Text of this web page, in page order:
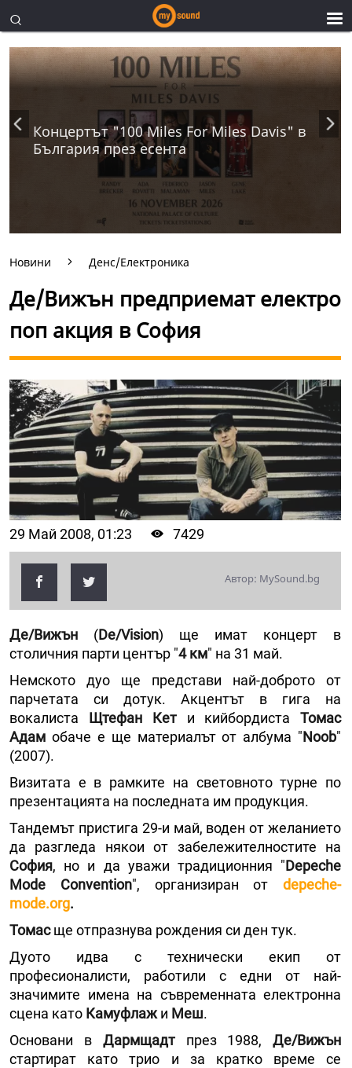
Концертът "100 Miles For Miles Davis" в
България през есента
Новини Денс/Електроника
Де/Вижън предприемат електро
поп акция в София
29 Май 2008, 01:23 7429
Автор: MySound.bg
Де/Вижън (De/Vision) ще имат концерт в
столичния парти център "4 км" на 31 май.
Немското дуо ще представи най-доброто от
парчетата си дотук. Акцентът в гига на
вокалиста Щтефан Кети кийбордистаТомас
Адам обаче е ще материалът от албума "Noob"
(2007).
Визитата е в рамките на световното турне по
презентацията на последната им продукция.
Тандемът пристига 29-и май, воден от желанието
да разгледа някои от забележителностите на
София, но и да уважи традиционния "Depeche
Mode
Сonvention", организиран отdepeche-
mode.org.
Томасще отпразнува рождения си ден тук.
Дуото идва с технически екип от
професионалисти, работили с едни от най-
значимите имена на съвременната електронна
сцена като Камуфлаж и Меш.
Основани в Дармщадт през 1988,Де/Вижън
стартират като трио и за кратко време се